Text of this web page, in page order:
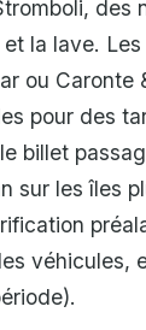
des
la lave. Les
ou Caronte
pour des
billet
sur les îles
véhicules,